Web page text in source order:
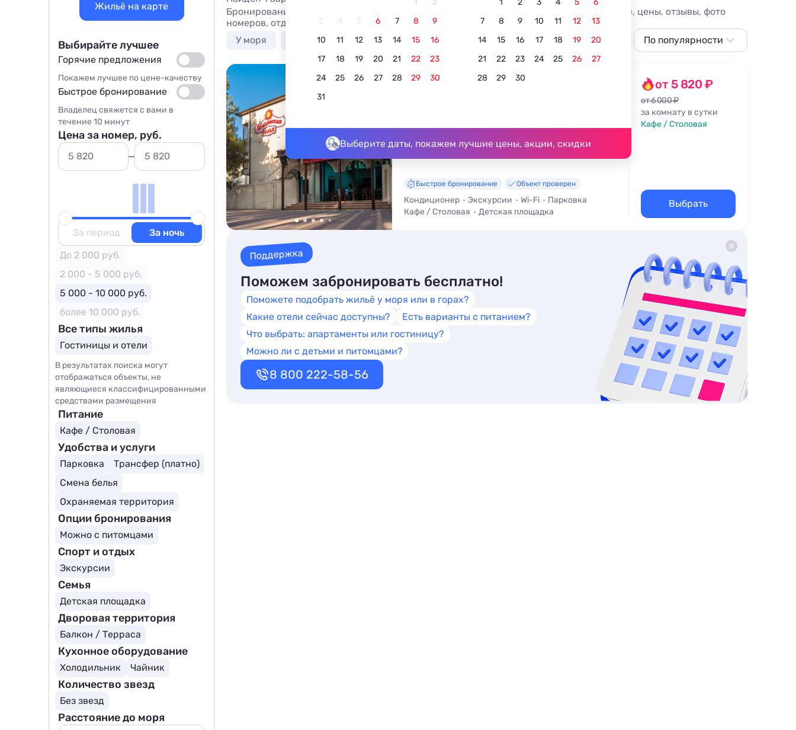
1
2
3
4 5 6 7 8
9
10
11 12 13 14 15
16
17
18 19 20 21 22
23
24
25 26 27 28 29
30
31
1 2 3 4 5
6
7
8 9 10 11 12
13
14
15 16 17 18 19
20
21
22 23 24 25 26
27
28
29 30
Выберите даты, покажем лучшие цены, акции, скидки
Бронирование Дорогого Отеля в Голубой бухте 2026. Дорогие гостиницы Голубой бухте, цены, отзывы, фото
номеров, отдых без посредников.
У моря
У моря недорого С бассейном Недорого С питанием В центре Для отдыха с детьми
По популярности
Сначала дешевле
Сначала дороже
Ближе к морю
Славянская Ладья
До моря - 470 м • До центра - 315 м
Быстрое бронирование Объект проверен
Кондиционер Экскурсии Wi-Fi
Парковка
Кафе / Столовая
Детская площадка
от 5 820 ₽
от 6 000 ₽
за комнату в сутки
Кафе / Столовая
Выбрать
Поддержка
Поможем забронировать бесплатно!
Поможете подобрать жильё у моря или в горах?
Какие отели сейчас доступны?
Есть варианты с питанием?
Что выбрать: апартаменты или гостиницу?
Можно ли с детьми и питомцами?
8 800 222-58-56
Жильё на карте
Выбирайте лучшее
Горячие предложения
Покажем лучшее по цене-качеству
Быстрое бронирование
Владелец свяжется с вами в
течение 10 минут
Цена за номер, руб.
За период
За ночь
До 2 000 руб.
2 000 - 5 000 руб.
5 000 - 10 000 руб.
более 10 000 руб.
Все типы жилья
Гостиницы и отели
В результатах поиска могут
отображаться объекты, не
являющиеся классифицированными
средствами размещения
Питание
Кафе / Столовая
Удобства и услуги
Парковка
Трансфер (платно)
Смена белья
Охраняемая территория
Опции бронирования
Можно с питомцами
Спорт и отдых
Экскурсии
Семья
Детская площадка
Дворовая территория
Балкон / Терраса
Кухонное оборудование
Холодильник Чайник
Количество звезд
Без звезд
Расстояние до моря